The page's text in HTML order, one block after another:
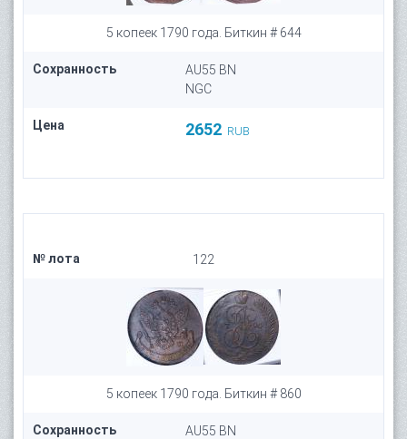
5 копеек 1790 года. Биткин # 644
Сохранность
AU55 BN
NGC
Цена 2652 RUB
№ лота 122
5 копеек 1790 года. Биткин # 860
Сохранность
AU55 BN